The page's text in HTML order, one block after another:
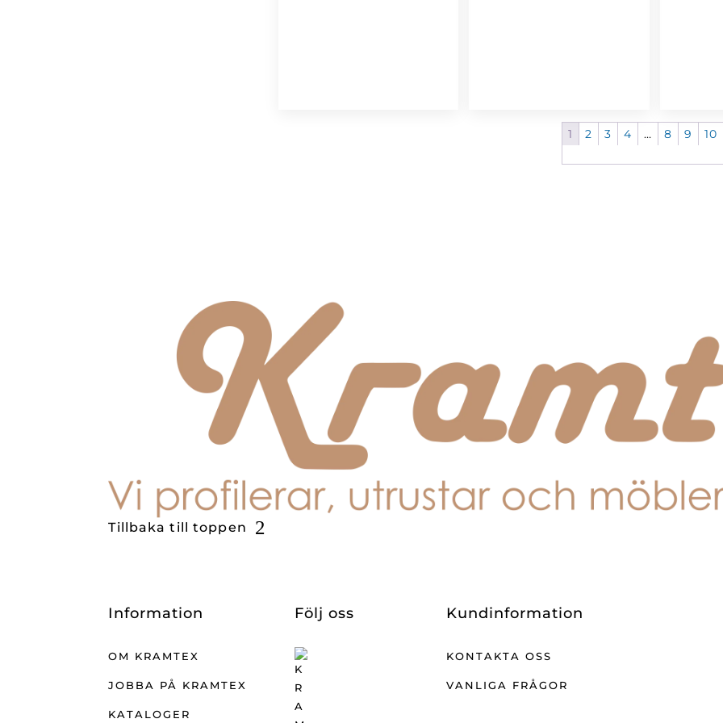
1 2 3 4 … 8 9 10
Tillbaka till toppen
Information
OM KRAMTEX
JOBBA PÅ KRAMTEX
KATALOGER
Följ oss Kundinformation
KONTAKTA OSS
VANLIGA FRÅGOR